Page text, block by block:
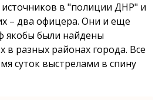
источников в "полиции ДНР" и
– два офицера. Они и еще
якобы были найдены
в разных районах города. Все
суток выстрелами в спину